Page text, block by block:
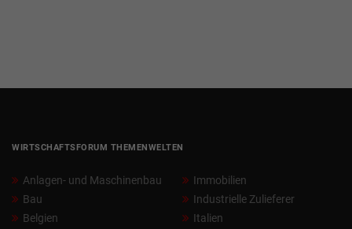
WIRTSCHAFTSFORUM THEMENWELTEN
Anlagen- und Maschinenbau
Bau
Belgien
Immobilien
Industrielle Zulieferer
Italien